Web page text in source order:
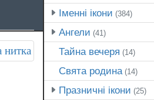
Іменні ікони (384)
Ангели (41)
Тайна вечеря (14)
Свята родина(14)
Празничні ікони (25)